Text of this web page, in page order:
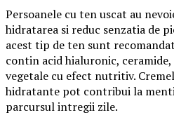
Persoanele cu ten uscat au
hidratarea si reduc senzatia de
acest tip de ten sunt
contin acid hialuronic,
vegetale cu efect nutritiv.
hidratante pot contribui la
parcursul intregii zile.